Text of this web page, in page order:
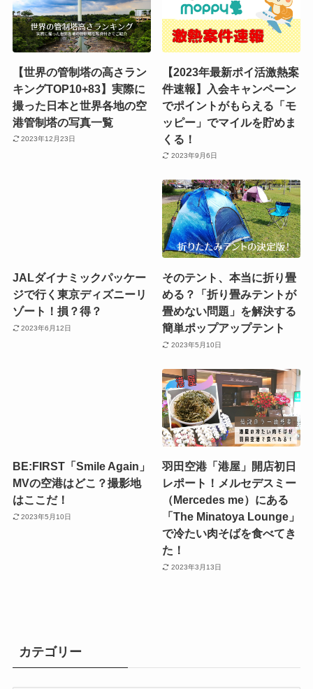
【世界の管制塔の高さラン
キングTOP10+83】実際に
撮った日本と世界各地の空
港管制塔の写真一覧
2023年12月23日
【2023年最新ポイ活激熱案
件速報】入会キャンペーン
でポイントがもらえる「モ
ッピー」でマイルを貯めま
くる！
2023年9月6日
JALダイナミックパッケー
ジで行く東京ディズニーリ
ゾート！損？得？
2023年6月12日
そのテント、本当に折り畳
める？「折り畳みテントが
畳めない問題」を解決する
簡単ポップアップテント
2023年5月10日
BE:FIRST「Smile Again」
MVの空港はどこ？撮影地
はここだ！
2023年5月10日
羽田空港「港屋」開店初日
レポート！メルセデスミー
（Mercedes me）にある
「The Minatoya Lounge」
で冷たい肉そばを食べてき
た！
2023年3月13日
カテゴリー